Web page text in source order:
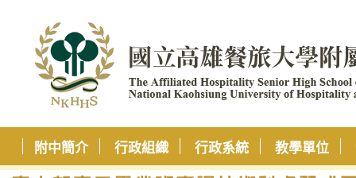
附中簡介 行政組織 行政系統 教學單位